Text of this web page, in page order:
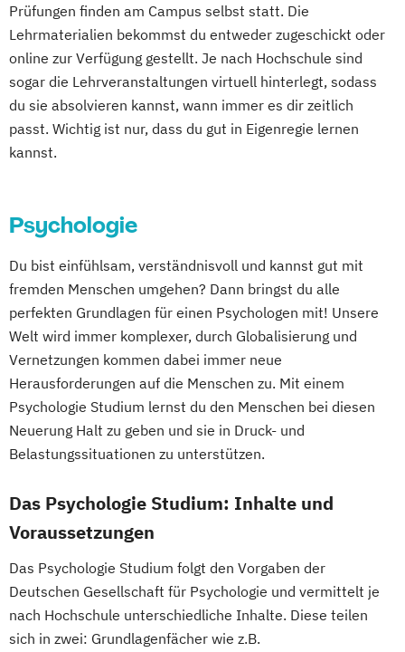
Prüfungen finden am Campus selbst statt. Die
Lehrmaterialien bekommst du entweder zugeschickt oder
online zur Verfügung gestellt. Je nach Hochschule sind
sogar die Lehrveranstaltungen virtuell hinterlegt, sodass
du sie absolvieren kannst, wann immer es dir zeitlich
passt. Wichtig ist nur, dass du gut in Eigenregie lernen
kannst.
Psychologie
Du bist einfühlsam, verständnisvoll und kannst gut mit
fremden Menschen umgehen? Dann bringst du alle
perfekten Grundlagen für einen Psychologen mit! Unsere
Welt wird immer komplexer, durch Globalisierung und
Vernetzungen kommen dabei immer neue
Herausforderungen auf die Menschen zu. Mit einem
Psychologie Studium lernst du den Menschen bei diesen
Neuerung Halt zu geben und sie in Druck- und
Belastungssituationen zu unterstützen.
Das Psychologie Studium: Inhalte und
Voraussetzungen
Das Psychologie Studium folgt den Vorgaben der
Deutschen Gesellschaft für Psychologie und vermittelt je
nach Hochschule unterschiedliche Inhalte. Diese teilen
sich in zwei: Grundlagenfächer wie z.B.